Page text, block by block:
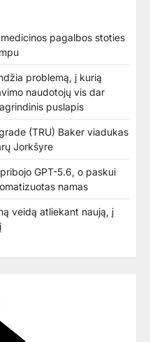
pagalbos stoties
problemą, į kurią
naudotojų vis dar
puslapis
(TRU) Baker viadukas
Jorkšyre
GPT-5.6, o paskui
namas
veidą atliekant naują, į